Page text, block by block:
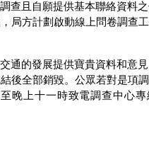
查且自願提供基本聯絡資料之
局方計劃啟動線上問卷調查
通的發展提供寶貴資料和意
後全部銷毀。公眾若對是項
晚上十一時致電調查中心專